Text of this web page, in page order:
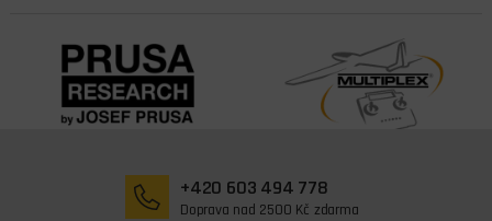
+420 603 494 778
Doprava nad 2500 Kč zdarma